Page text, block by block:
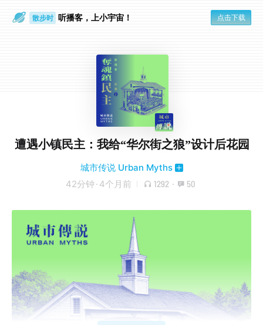
通勤路上 听播客，上小宇宙！ 点击下载
遭遇小镇民主：我给“华尔街之狼”设计后花园
城市传说 Urban Myths
42分钟 · 4个月前 1292 · 50